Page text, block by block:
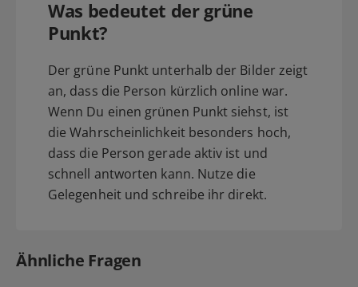
Was bedeutet der grüne
Punkt?
Der grüne Punkt unterhalb der Bilder zeigt
an, dass die Person kürzlich online war.
Wenn Du einen grünen Punkt siehst, ist
die Wahrscheinlichkeit besonders hoch,
dass die Person gerade aktiv ist und
schnell antworten kann. Nutze die
Gelegenheit und schreibe ihr direkt.
Ähnliche Fragen